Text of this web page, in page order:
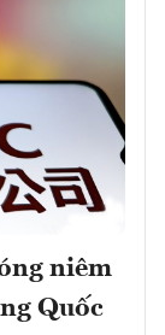
niêm
Quốc